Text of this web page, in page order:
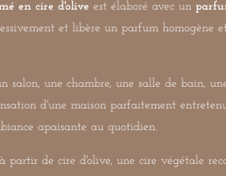
en cire d'olive est élaboré avec un
et libère un parfum homogène
salon, une chambre, une salle de bain,
d'une maison parfaitement
apaisante au quotidien.
partir de cire d'olive, une cire végétale